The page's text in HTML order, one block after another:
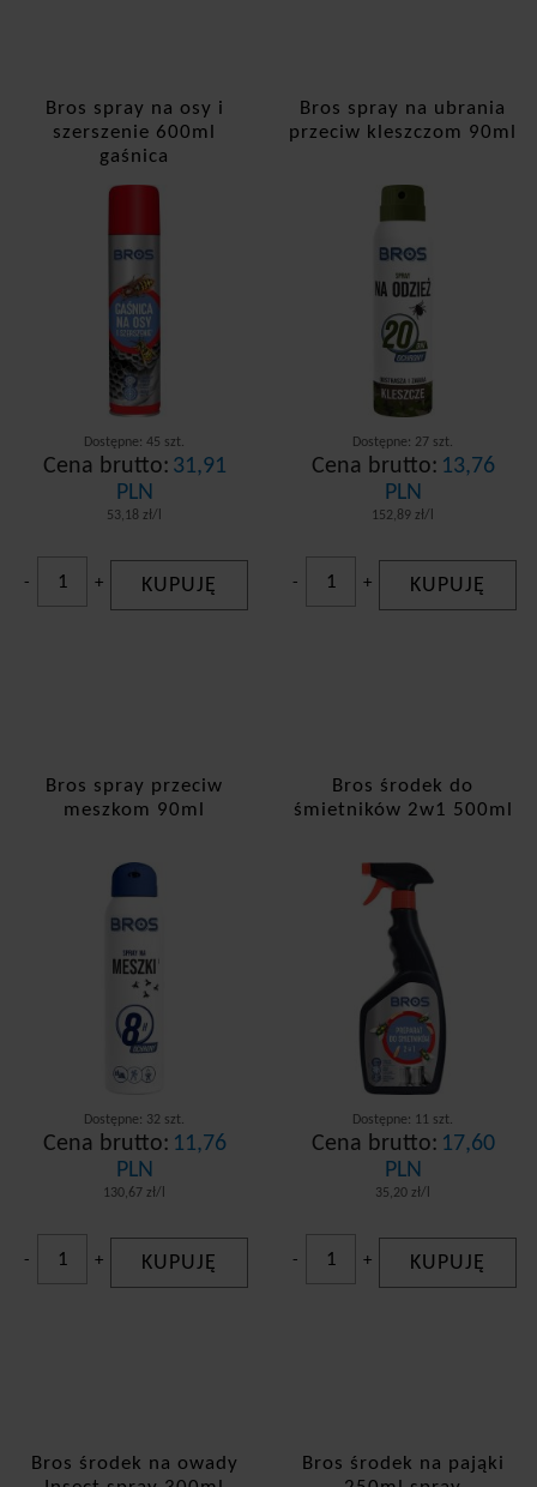
Bros spray na osy i
szerszenie 600ml
gaśnica
Dostępne: 45 szt.
Cena brutto: 31,91
PLN
53,18 zł/l
- + KUPUJĘ
Bros spray na ubrania
przeciw kleszczom 90ml
Dostępne: 27 szt.
Cena brutto: 13,76
PLN
152,89 zł/l
- + KUPUJĘ
Bros spray przeciw
meszkom 90ml
Dostępne: 32 szt.
Cena brutto: 11,76
PLN
130,67 zł/l
- + KUPUJĘ
Bros środek do
śmietników 2w1 500ml
Dostępne: 11 szt.
Cena brutto: 17,60
PLN
35,20 zł/l
- + KUPUJĘ
Bros środek na owady
Bros środek na pająki